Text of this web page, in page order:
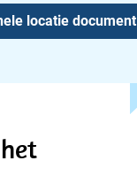
locatie document